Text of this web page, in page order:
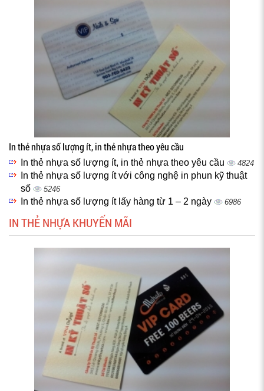
In thẻ nhựa số lượng ít, in thẻ nhựa theo yêu cầu
In thẻ nhựa số lượng ít, in thẻ nhựa theo yêu cầu 4824
In thẻ nhựa số lượng ít với công nghệ in phun kỹ thuật
số
5246
In thẻ nhựa số lượng ít lấy hàng từ 1 – 2 ngày 6986
IN THẺ NHỰA KHUYẾN MÃI